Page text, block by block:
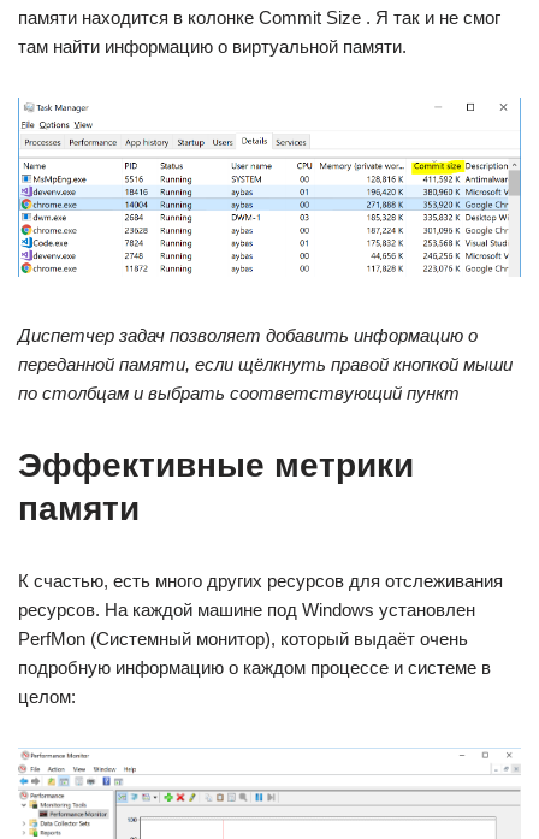
памяти находится в колонке Commit Size . Я так и не смог
там найти информацию о виртуальной памяти.
Диспетчер задач позволяет добавить информацию о
переданной памяти, если щёлкнуть правой кнопкой мыши
по столбцам и выбрать соответствующий пункт
Эффективные метрики
памяти
К счастью, есть много других ресурсов для отслеживания
ресурсов. На каждой машине под Windows установлен
PerfMon (Системный монитор), который выдаёт очень
подробную информацию о каждом процессе и системе в
целом: